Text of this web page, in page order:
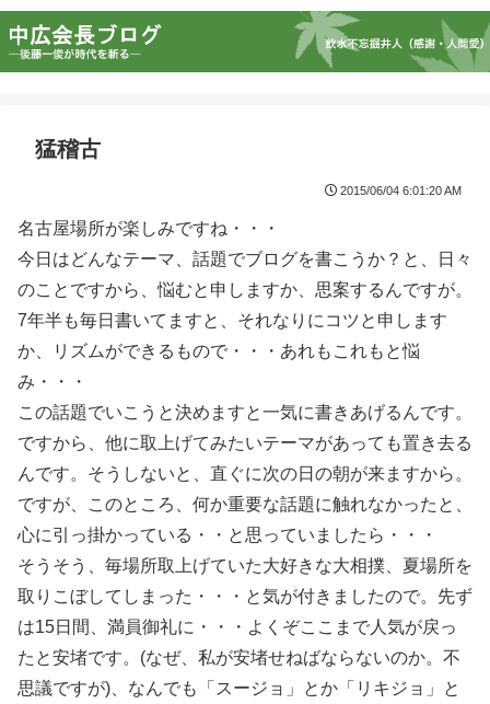
猛稽古
2015/06/04 6:01:20 AM
名古屋場所が楽しみですね・・・
今日はどんなテーマ、話題でブログを書こうか？と、日々
のことですから、悩むと申しますか、思案するんですが。
7年半も毎日書いてますと、それなりにコツと申します
か、リズムができるもので・・・あれもこれもと悩
み・・・
この話題でいこうと決めますと一気に書きあげるんです。
ですから、他に取上げてみたいテーマがあっても置き去る
んです。そうしないと、直ぐに次の日の朝が来ますから。
ですが、このところ、何か重要な話題に触れなかったと、
心に引っ掛かっている・・と思っていましたら・・・
そうそう、毎場所取上げていた大好きな大相撲、夏場所を
取りこぼしてしまった・・・と気が付きましたので。先ず
は15日間、満員御礼に・・・よくぞここまで人気が戻っ
たと安堵です。(なぜ、私が安堵せねばならないのか。不
思議ですが)、なんでも「スージョ」とか「リキジョ」と